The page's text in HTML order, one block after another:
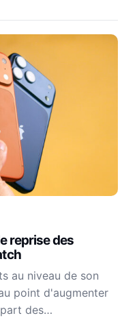
reprise des
au niveau de son
point d'augmenter
des…